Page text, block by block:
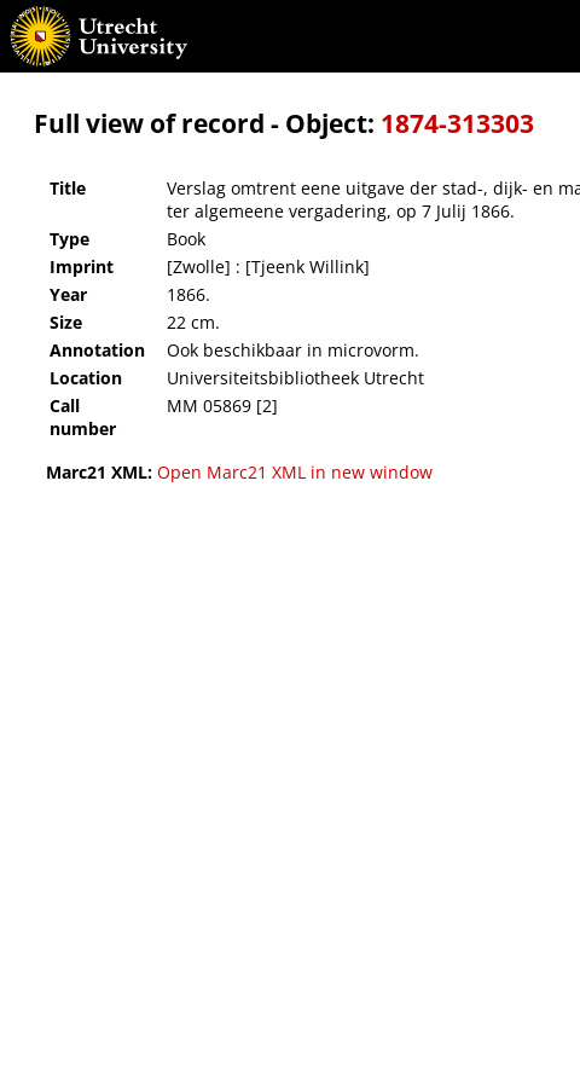
Verslag omtrent eene uitgave der stad-, dijk- en marke-regten, uitgebragt door het bestuur
Full view of record - Object: 1874-313303
Title
Verslag omtrent eene uitgave der stad-, dijk- en
ter algemeene vergadering, op 7 Julij 1866.
Type Book
Imprint
[Zwolle] : [Tjeenk Willink]
Year
1866.
Size
22 cm.
Annotation
Ook beschikbaar in microvorm.
Location
Universiteitsbibliotheek Utrecht
Call
number
MM 05869 [2]
Marc21 XML: Open Marc21 XML in new window